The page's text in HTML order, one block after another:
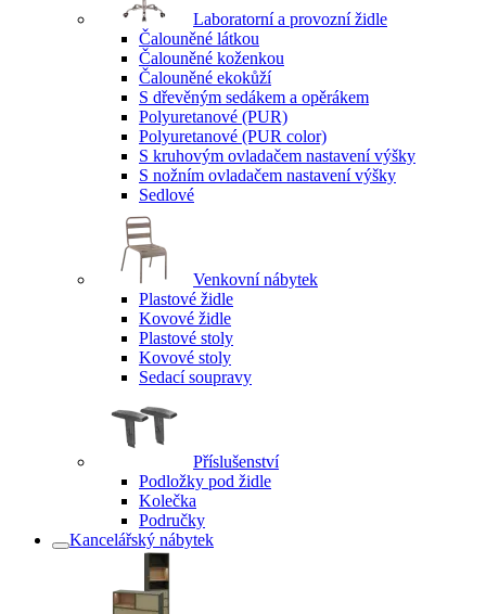
Laboratorní a provozní židle
Čalouněné látkou
Čalouněné koženkou
Čalouněné ekokůží
S dřevěným sedákem a opěrákem
Polyuretanové (PUR)
Polyuretanové (PUR color)
S kruhovým ovladačem nastavení výšky
S nožním ovladačem nastavení výšky
Sedlové
Venkovní nábytek
Plastové židle
Kovové židle
Plastové stoly
Kovové stoly
Sedací soupravy
Příslušenství
Podložky pod židle
Kolečka
Područky
Kancelářský nábytek